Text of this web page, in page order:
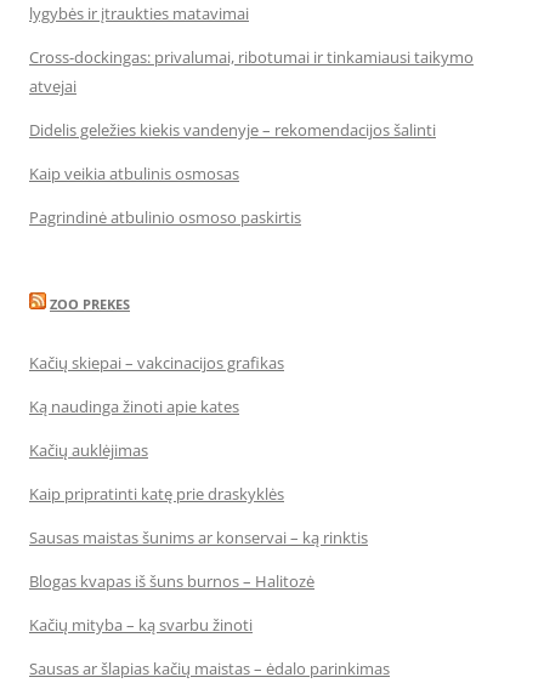
lygybės ir įtraukties matavimai
Cross-dockingas: privalumai, ribotumai ir tinkamiausi taikymo
atvejai
Didelis geležies kiekis vandenyje – rekomendacijos šalinti
Kaip veikia atbulinis osmosas
Pagrindinė atbulinio osmoso paskirtis
ZOO PREKES
Kačių skiepai – vakcinacijos grafikas
Ką naudinga žinoti apie kates
Kačių auklėjimas
Kaip pripratinti katę prie draskyklės
Sausas maistas šunims ar konservai – ką rinktis
Blogas kvapas iš šuns burnos – Halitozė
Kačių mityba – ką svarbu žinoti
Sausas ar šlapias kačių maistas – ėdalo parinkimas